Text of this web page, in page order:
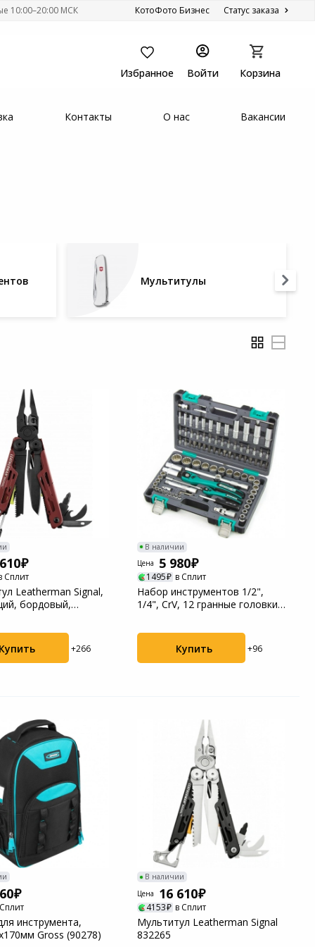
10:00–20:00 МСК КотоФото Бизнес Статус заказа
Корзина
Войти
Избранное
Контакты О нас Вакансии
Мультитулы
Сплит
Leatherman Signal,
бордовый,
Купить +266
В наличии
Цена
5 980
1495 в Сплит
Набор инструментов 1/2",
1/4", CrV, 12 гранные головки,
Купить +96
инструмента,
Gross (90278)
В наличии
Цена
16 610
4153 в Сплит
Мультитул Leatherman Signal
832265